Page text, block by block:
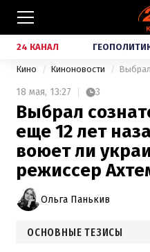
24 КАНАЛ
Кино Киноновости
18 мая, 13:27 3
Выбрал
еще 12 лет
воюет ли
режиссер
Ольга Панькив
ОСНОВНЫЕ ТЕЗИСЫ